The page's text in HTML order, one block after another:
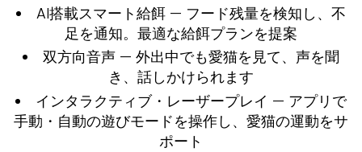
AI搭載スマート給餌 — フード残量を検知し、不
足を通知。最適な給餌プランを提案
双方向音声 — 外出中でも愛猫を見て、声を聞
き、話しかけられます
インタラクティブ・レーザープレイ — アプリで
手動・自動の遊びモードを操作し、愛猫の運動をサ
ポート